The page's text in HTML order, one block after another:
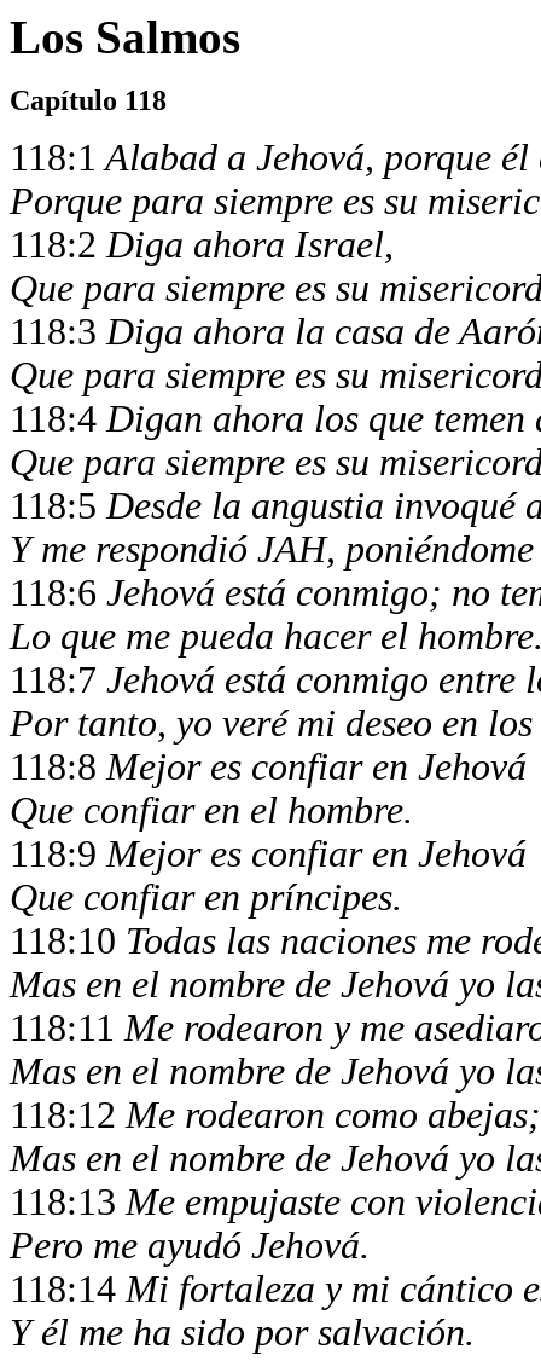
Los Salmos
Capítulo 118
118:1 Alabad a Jehová, porque él
Porque para siempre es su
118:2Diga ahora Israel,
Que para siempre es su
118:3Diga ahora la casa de
Que para siempre es su
118:4Digan ahora los que temen
Que para siempre es su
118:5Desde la angustia invoqué
Y me respondió JAH,
118:6 Jehová está conmigo; no
Lo que me pueda hacer el
118:7 Jehová está conmigo entre
Por tanto, yo veré mi deseo en
118:8Mejor es confiar en Jehová
Que confiar en el hombre.
118:9Mejor es confiar en Jehová
Que confiar en príncipes.
118:10 Todas las naciones me
Mas en el nombre de Jehová yo
118:11Me rodearon y me
Mas en el nombre de Jehová yo
118:12Me rodearon como
Mas en el nombre de Jehová yo
118:13Me empujaste con
Pero me ayudó Jehová.
118:14Mi fortaleza y mi cántico
Y él me ha sido por salvación.